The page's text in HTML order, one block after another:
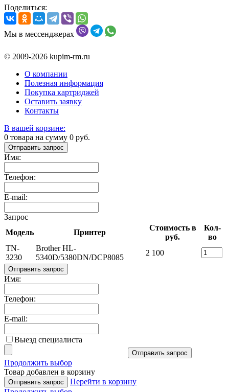
Поделиться:
Мы в мессенджерах
© 2009-2026 kupim-rm.ru
О компании
Полезная информация
Покупка картриджей
Оставить заявку
Контакты
В вашей корзине:
0 товара на сумму 0 руб.
Отправить запрос
Имя:
Телефон:
E-mail:
Запрос
Модель
Принтер
Стоимость в
руб.
Кол-
во
TN-
3230
Brother HL-
5340D/5380DN/DCP8085
2 100
Отправить запрос
Имя:
Телефон:
E-mail:
Выезд специалиста
Отправить запрос
Продолжить выбор
Товар добавлен в корзину
Отправить запрос
Перейти в корзину